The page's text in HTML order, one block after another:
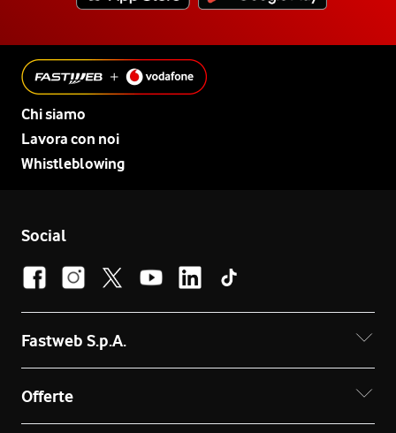
Chi siamo
Lavora con noi
Whistleblowing
Social
Fastweb S.p.A.
Offerte